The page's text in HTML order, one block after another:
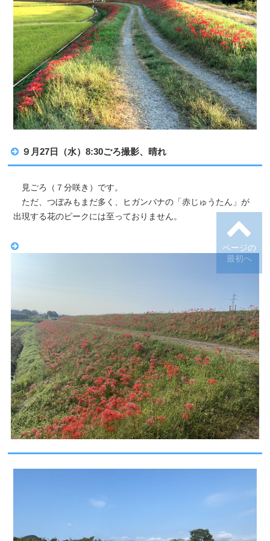
９月27日（水）8:30ごろ撮影、晴れ
見ごろ（７分咲き）です。
ただ、つぼみもまだ多く、ヒガンバナの「赤じゅうたん」が
出現する花のピークには至っておりません。
ページの
最初へ